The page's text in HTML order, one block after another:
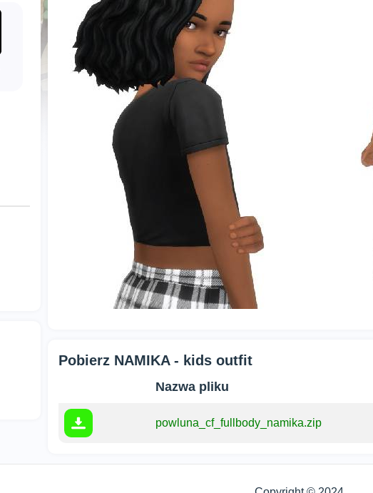
Pobierz NAMIKA - kids outfit
Nazwa pliku
powluna_cf_fullbody_namika.zip